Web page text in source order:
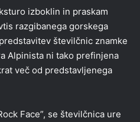
izboklin in praskam
razgibanega gorskega
številčnic znamke
Alpinista ni tako prefinjena
več od predstavljenega
Face”, se številčnica ure